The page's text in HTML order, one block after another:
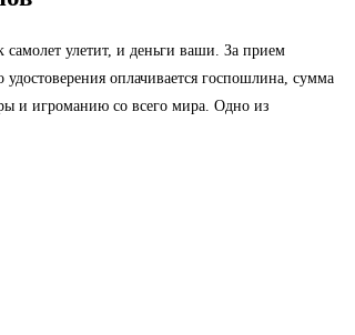
улетит, и деньги ваши. За прием
оплачивается госпошлина, сумма
и игроманию со всего мира. Одно из